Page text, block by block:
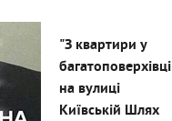
"З квартири у
багатоповерхівці
на вулиці
Київській Шлях